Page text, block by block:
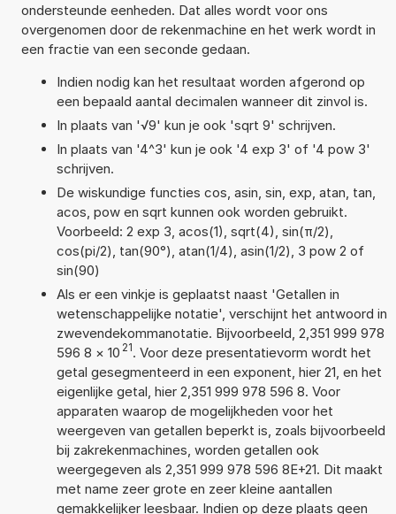
ondersteunde eenheden. Dat alles wordt voor ons
overgenomen door de rekenmachine en het werk wordt in
een fractie van een seconde gedaan.
Indien nodig kan het resultaat worden afgerond op
een bepaald aantal decimalen wanneer dit zinvol is.
In plaats van '√9' kun je ook 'sqrt 9' schrijven.
In plaats van '4^3' kun je ook '4 exp 3' of '4 pow 3'
schrijven.
De wiskundige functies cos, asin, sin, exp, atan, tan,
acos, pow en sqrt kunnen ook worden gebruikt.
Voorbeeld: 2 exp 3, acos(1), sqrt(4), sin(π/2),
cos(pi/2), tan(90°), atan(1/4), asin(1/2), 3 pow 2 of
sin(90)
Als er een vinkje is geplaatst naast 'Getallen in
wetenschappelijke notatie', verschijnt het antwoord in
zwevendekommanotatie. Bijvoorbeeld, 2,351 999 978
596 8 × 10 21. Voor deze presentatievorm wordt het
getal gesegmenteerd in een exponent, hier 21, en het
eigenlijke getal, hier 2,351 999 978 596 8. Voor
apparaten waarop de mogelijkheden voor het
weergeven van getallen beperkt is, zoals bijvoorbeeld
bij zakrekenmachines, worden getallen ook
weergegeven als 2,351 999 978 596 8E+21. Dit maakt
met name zeer grote en zeer kleine aantallen
gemakkelijker leesbaar. Indien op deze plaats geen